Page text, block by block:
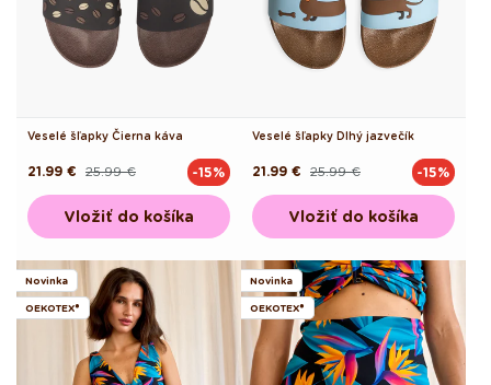
Veselé šľapky Čierna káva
Pôvodná25.99 €
Akciová
21.99 € -15%
Vložiť do košíka
Veselé šľapky Dlhý jazvečík
Pôvodná25.99 €
Akciová
21.99 € -15%
Vložiť do košíka
Novinka
OEKOTEX®
Novinka
OEKOTEX®